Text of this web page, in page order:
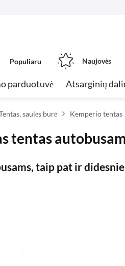
Populiaru Naujovės
parduotuvė Atsarginių
saulės burė Kemperio tentas
tentas
taip pat ir